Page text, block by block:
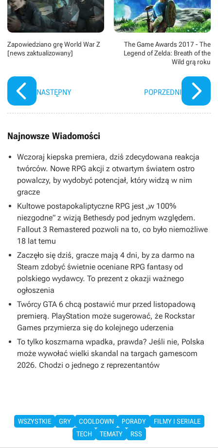
Zapowiedziano grę World War Z
[news zaktualizowany]
NASTĘPNY
The Game Awards 2017 - The
Legend of Zelda: Breath of the
Wild grą roku
POPRZEDNI
Najnowsze Wiadomości
Wczoraj kiepska premiera, dziś zdecydowana reakcja
twórców. Nowe RPG akcji z otwartym światem ostro
powalczy, by wydobyć potencjał, który widzą w nim
gracze
Kultowe postapokaliptyczne RPG jest „w 100%
niezgodne” z wizją Bethesdy pod jednym względem.
Fallout 3 Remastered pozwoli na to, co było niemożliwe
18 lat temu
Zaczęło się dziś, gracze mają 4 dni, by za darmo na
Steam zdobyć świetnie oceniane RPG fantasy od
polskiego wydawcy. To prezent z okazji ważnego
ogłoszenia
Twórcy GTA 6 chcą postawić mur przed listopadową
premierą. PlayStation może sugerować, że Rockstar
Games przymierza się do kolejnego uderzenia
To tylko koszmarna wpadka, prawda? Jeśli nie, Polska
może wywołać wielki skandal na targach gamescom
2026. Chodzi o jednego z reprezentantów
WSZYSTKIE GRY COOLDOWN PORADY
FILMY I SERIALE
TECH
TEMATY RSS